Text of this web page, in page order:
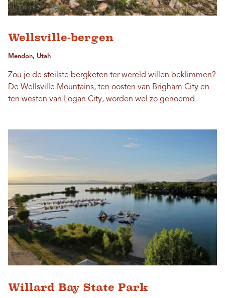
Wellsville-bergen
Mendon, Utah
Zou je de steilste bergketen ter wereld willen beklimmen?
De Wellsville Mountains, ten oosten van Brigham City en
ten westen van Logan City, worden wel zo genoemd.
Willard Bay State Park